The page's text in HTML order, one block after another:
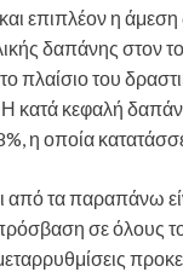
επιπλέον η
δαπάνης στον
πλαίσιο του
Η κατά κεφαλή
η οποία
τα παραπάνω
σε όλους